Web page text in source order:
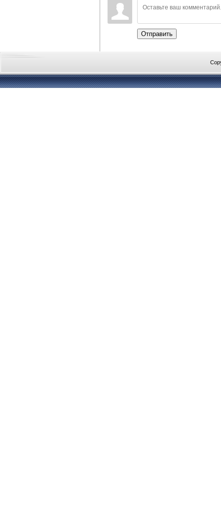
Отправить